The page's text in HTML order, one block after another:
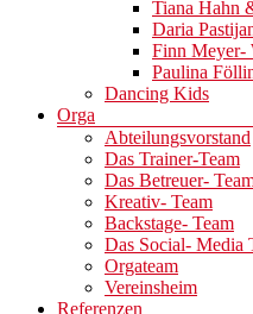
Tiana Hahn
Daria
Finn Meyer-
Paulina
Dancing Kids
Orga
Abteilungsvorstand
Das Trainer-Team
Das Betreuer-
Kreativ- Team
Backstage- Team
Das Social- Media
Orgateam
Vereinsheim
Referenzen